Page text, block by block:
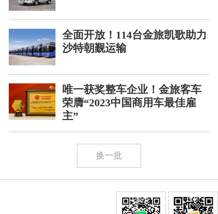
全面开放！114台金旅凯歌助力
沙特朝觐运输
唯一获奖整车企业！金旅客车
荣膺“2023中国商用车最佳雇
主”
换一批